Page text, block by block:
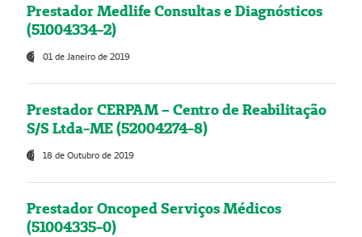
Prestador Medlife Consultas e Diagnósticos
(51004334-2)
01 de Janeiro de 2019
Prestador CERPAM – Centro de Reabilitação
S/S Ltda-ME (52004274-8)
18 de Outubro de 2019
Prestador Oncoped Serviços Médicos
(51004335-0)